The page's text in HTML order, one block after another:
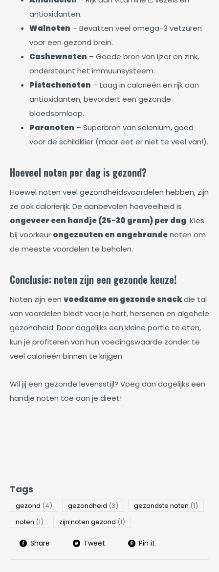
antioxidanten.
Walnoten – Bevatten veel omega-3 vetzuren
voor een gezond brein.
Cashewnoten – Goede bron van ijzer en zink,
ondersteunt het immuunsysteem.
Pistachenoten – Laag in calorieën en rijk aan
antioxidanten, bevordert een gezonde
bloedsomloop.
Paranoten – Superbron van selenium, goed
voor de schildklier (maar eet er niet te veel van!).
Hoeveel noten per dag is gezond?
Hoewel noten veel gezondheidsvoordelen hebben, zijn
ze ook calorierijk. De aanbevolen hoeveelheid is
ongeveer een handje (25-30 gram) per dag. Kies
bij voorkeur ongezouten en ongebrandenoten om
de meeste voordelen te behalen.
Conclusie: noten zijn een gezonde keuze!
Noten zijn een voedzame en gezonde snackdie tal
van voordelen biedt voor je hart, hersenen en algehele
gezondheid. Door dagelijks een kleine portie te eten,
kun je profiteren van hun voedingswaarde zonder te
veel calorieën binnen te krijgen.
Wil jij een gezonde levensstijl? Voeg dan dagelijks een
handje noten toe aan je dieet!
Tags
gezond (4) gezondheid (3) gezondste noten (1)
noten (1) zijn noten gezond (1)
Share Tweet Pin it